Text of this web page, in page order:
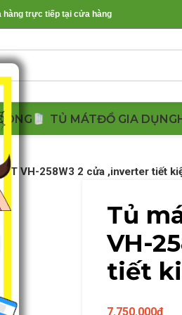
hàng trực tiếp tại cửa hàng
TỦ MÁTĐỒ GIA DỤNG
VH-258W3 2 cửa ,inverter tiết
Tủ
VH-
tiết
7.750.000₫